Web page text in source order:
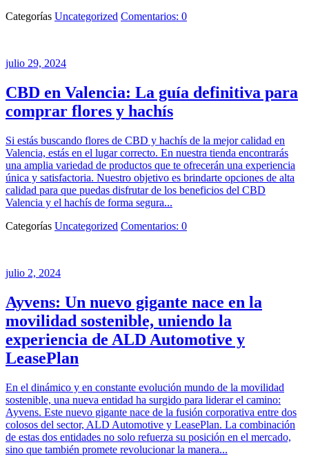
Categorías Uncategorized Comentarios: 0
julio 29, 2024
CBD en Valencia: La guía definitiva para
comprar flores y hachís
Si estás buscando flores de CBD y hachís de la mejor calidad en
Valencia, estás en el lugar correcto. En nuestra tienda encontrarás
una amplia variedad de productos que te ofrecerán una experiencia
única y satisfactoria. Nuestro objetivo es brindarte opciones de alta
calidad para que puedas disfrutar de los beneficios del CBD
Valencia y el hachís de forma segura...
Categorías Uncategorized Comentarios: 0
julio 2, 2024
Ayvens: Un nuevo gigante nace en la
movilidad sostenible, uniendo la
experiencia de ALD Automotive y
LeasePlan
En el dinámico y en constante evolución mundo de la movilidad
sostenible, una nueva entidad ha surgido para liderar el camino:
Ayvens. Este nuevo gigante nace de la fusión corporativa entre dos
colosos del sector, ALD Automotive y LeasePlan. La combinación
de estas dos entidades no solo refuerza su posición en el mercado,
sino que también promete revolucionar la manera...